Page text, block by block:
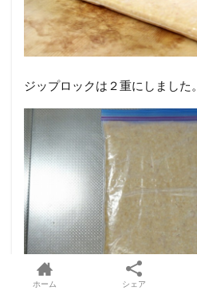
ジップロックは２重にしました。
ホーム シェア